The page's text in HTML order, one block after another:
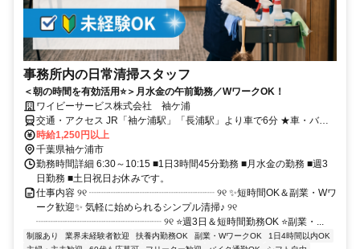
事務所内の日常清掃スタッフ
＜朝の時間を有効活用⭐＞月水金の午前勤務／WワークOK！
ワイビーサービス株式会社 袖ケ浦
交通・アクセス JR「袖ケ浦駅」「長浦駅」より車で6分 ★車・バイ
ク通勤OK
時給1,250円以上
千葉県袖ケ浦市
勤務時間詳細 6:30～10:15 ■1日3時間45分勤務 ■月水金の勤務 ■週3
日勤務 ■土日祝日お休みです。
仕事内容 ୨୧ ┈┈┈┈┈┈┈┈┈┈┈┈┈ ୨୧ ✨短時間OK＆副業・Wワ
ーク歓迎✨ 気軽に始められるシンプル清掃♪ ୨୧
┈┈┈┈┈┈┈┈┈┈┈┈┈ ୨୧ ⭐週3日＆短時間勤務OK ⭐副業・...
制服あり 業界未経験者歓迎 扶養内勤務OK 副業・WワークOK
1日4時間以内OK